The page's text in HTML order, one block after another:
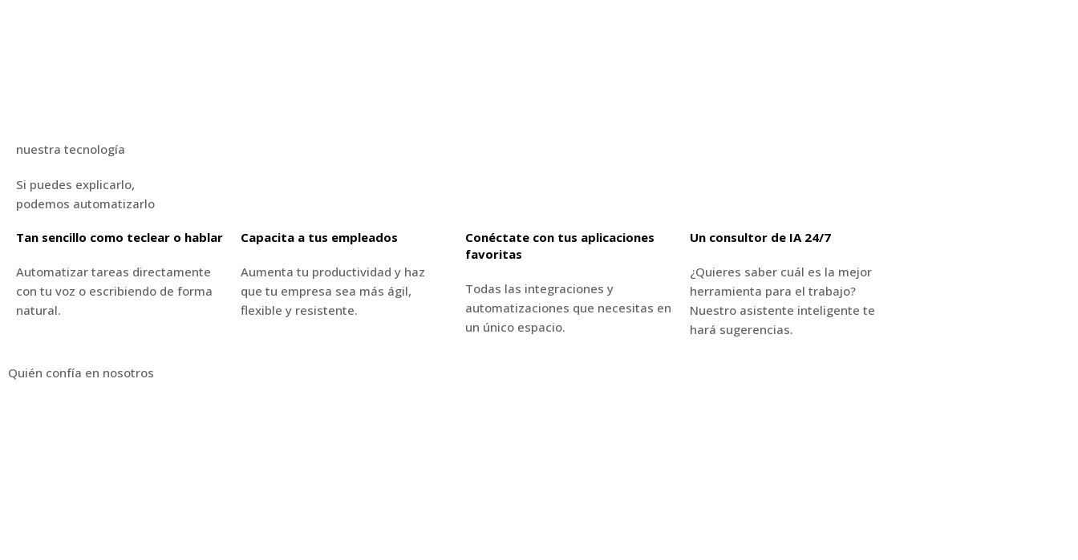
nuestra tecnología
Si puedes explicarlo,
podemos automatizarlo
Tan sencillo como teclear o hablar
Automatizar tareas directamente
con tu voz o escribiendo de forma
natural.
Capacita a tus empleados
Aumenta tu productividad y haz
que tu empresa sea más ágil,
flexible y resistente.
Conéctate con tus aplicaciones
favoritas
Todas las integraciones y
automatizaciones que necesitas en
un único espacio.
Un consultor de IA 24/7
¿Quieres saber cuál es la mejor
herramienta para el trabajo?
Nuestro asistente inteligente te
hará sugerencias.
Quién confía en nosotros